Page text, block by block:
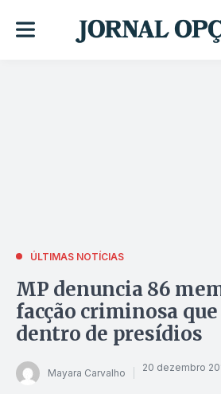
ÚLTIMAS NOTÍCIAS
MP denuncia 86
facção criminosa
dentro de presídios
Mayara Carvalho 20 dezembro